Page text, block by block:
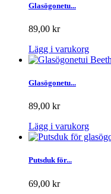
Glasögonetu...
89,00 kr
Lägg i varukorg
Glasögonetu...
89,00 kr
Lägg i varukorg
Putsduk för...
69,00 kr